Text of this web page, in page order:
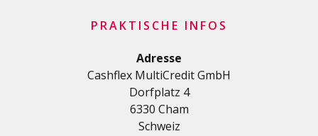
Wichtige Checkliste
Datenschutzerklärung
Renovierungs/Baukredit
AutoKredit
Kredite für Ihre Ausbildung
Medizinische Kredit
PRAKTISCHE INFOS
Adresse
Cashflex MultiCredit GmbH
Dorfplatz 4
6330 Cham
Schweiz